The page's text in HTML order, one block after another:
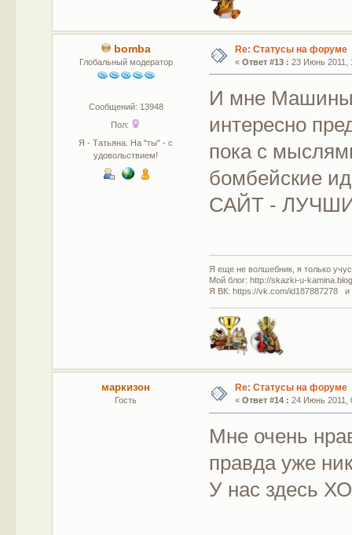
bomba
Глобальный модератор
Сообщений: 13948
Пол:
Я - Татьяна. На "ты" - с
удовольствием!
Re: Статусы на форуме
« Ответ #13 : 23 Июнь 2011,
И мне Машины
интересно
пока с
бомбейские
САЙТ -
Я еще не волшебник, я только
Мой блог: http://skazki-u-
Я ВК: https://vk.com/id187887278 и
маркизон
Гость
Re: Статусы на форуме
« Ответ #14 : 24 Июнь 2011,
Мне очень
правда уже
У нас здесь